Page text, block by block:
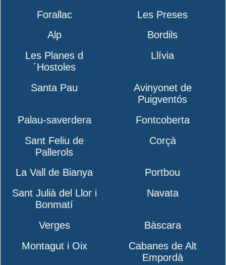
Forallac
Les Preses
Alp
Bordils
Les Planes d
´Hostoles
Llívia
Santa Pau
Avinyonet de
Puigventós
Palau-saverdera
Fontcoberta
Sant Feliu de
Pallerols
Corçà
La Vall de Bianya
Portbou
Sant Julià del Llor i
Bonmatí
Navata
Verges
Bàscara
Montagut i Oix
Cabanes de Alt
Empordà